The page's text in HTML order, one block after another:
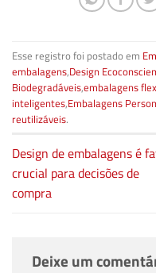
Esse registro foi postado em
embalagens,Design
Biodegradáveis,embalagens
inteligentes,Embalagens
reutilizáveis.
Design de embalagens é
crucial para decisões de
compra
Deixe um